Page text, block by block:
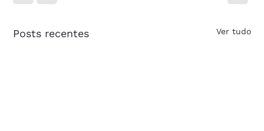
Posts recentes Ver tudo